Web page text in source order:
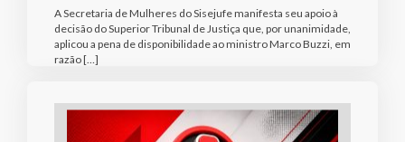
A Secretaria de Mulheres do Sisejufe manifesta seu apoio à
decisão do Superior Tribunal de Justiça que, por unanimidade,
aplicou a pena de disponibilidade ao ministro Marco Buzzi, em
razão […]